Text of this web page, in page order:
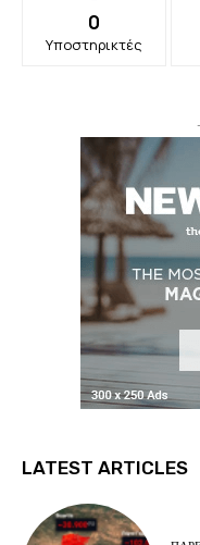
0
Υποστηρικτές
LATEST ARTICLES